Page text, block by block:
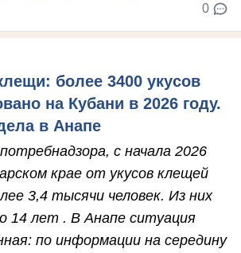
0
более 3400 укусов
на Кубани в 2026 году.
в Анапе
с начала 2026
крае от укусов клещей
3,4 тысячи человек. Из них
14 лет . В Анапе ситуация
по информации на середину